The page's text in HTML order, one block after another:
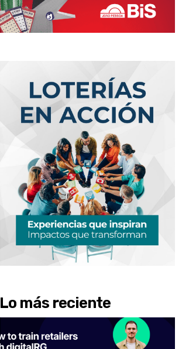
Lo más reciente